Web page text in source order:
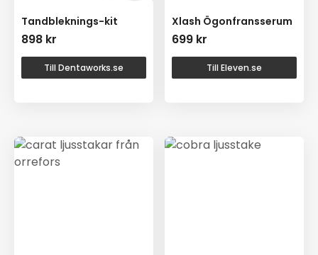
Tandbleknings-kit
898 kr
Till Dentaworks.se
Xlash Ögonfransserum
699 kr
Till Eleven.se